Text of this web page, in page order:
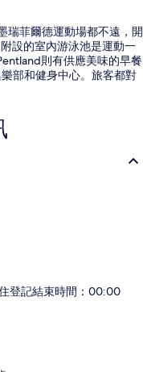
瑞菲爾德運動場都不遠，開
設的室內游泳池是運動一
則有供應美味的早餐
部和健身中心。旅客都對
登記結束時間：00:00